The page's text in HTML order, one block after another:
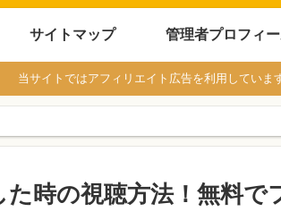
サイトマップ 管理者プロフィ
当サイトではアフィリエイト広告を利用していま
時の視聴方法！無料で